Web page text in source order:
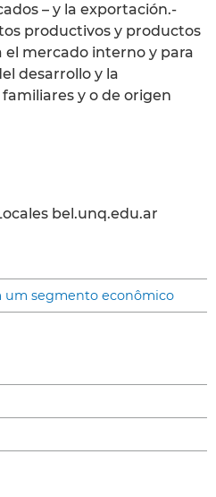
– y la exportación.-
productivos y productos
el mercado interno y para
desarrollo y la
y o de origen
bel.unq.edu.ar
um segmento econômico